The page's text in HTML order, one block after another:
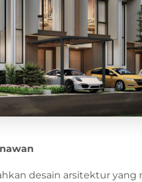
desain arsitektur yang